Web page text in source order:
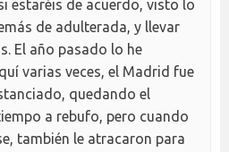
estaréis de acuerdo, visto lo
de adulterada, y llevar
El año pasado lo he
varias veces, el Madrid fue
quedando el
a rebufo, pero cuando
también le atracaron para